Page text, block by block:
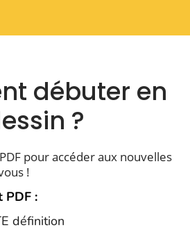
débuter en
?
pour accéder aux nouvelles
!
PDF :
définition